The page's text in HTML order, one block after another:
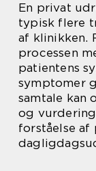
En privat
typisk flere
af klinikken.
processen
patientens
symptomer
samtale kan
og
forståelse af